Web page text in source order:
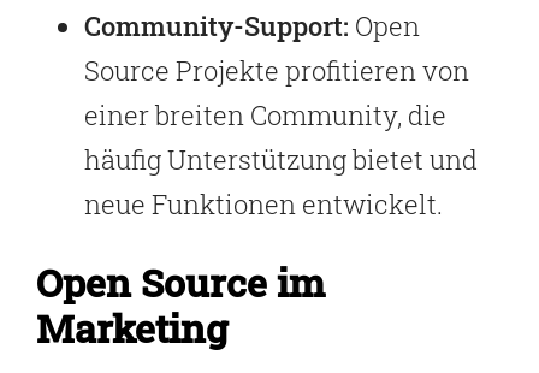
Community-Support: Open
Source Projekte profitieren von
einer breiten Community, die
häufig Unterstützung bietet und
neue Funktionen entwickelt.
Open Source im
Marketing